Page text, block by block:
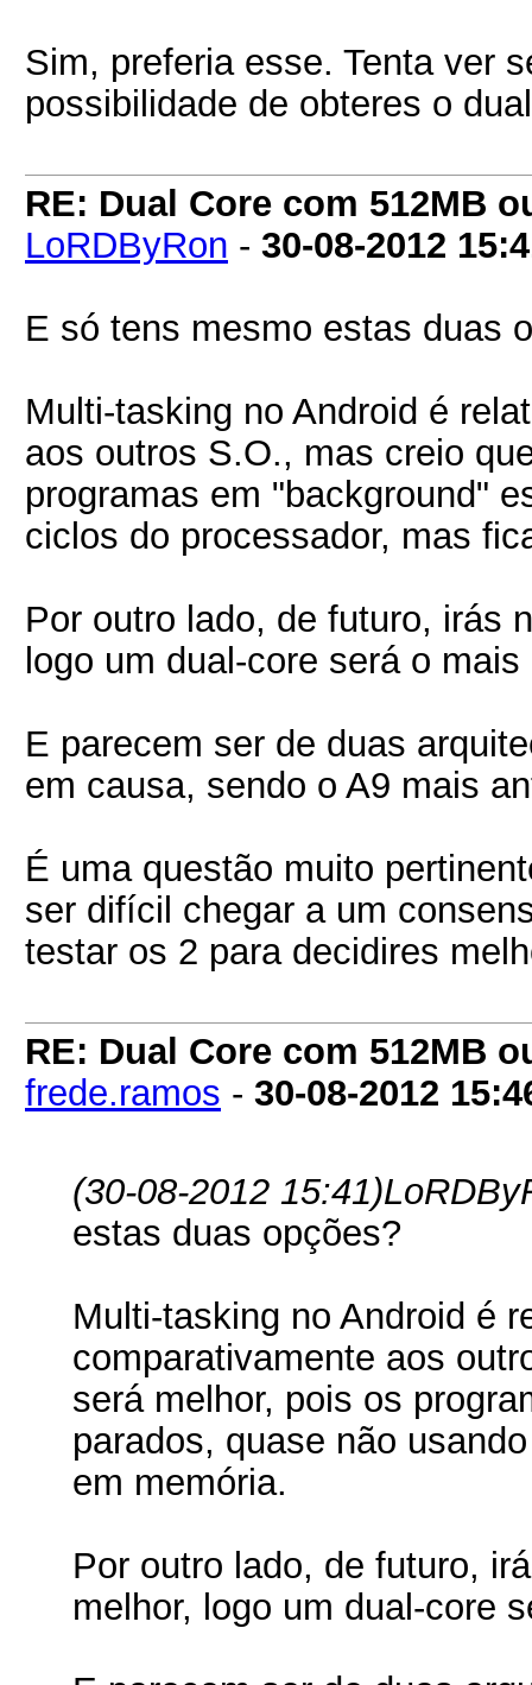
Sim, preferia esse. Tenta ver
possibilidade de obteres o
RE: Dual Core com 512MB
LoRDByRon - 30-08-2012
E só tens mesmo estas duas
Multi-tasking no Android é
aos outros S.O., mas creio
programas em "background"
ciclos do processador, mas
Por outro lado, de futuro, irás
logo um dual-core será o
E parecem ser de duas
em causa, sendo o A9 mais
É uma questão muito
ser difícil chegar a um
testar os 2 para decidires
RE: Dual Core com 512MB
frede.ramos - 30-08-2012
(30-08-2012 15:41)
estas duas opções?
Multi-tasking no Android é
comparativamente aos
será melhor, pois os
parados, quase não
em memória.
Por outro lado, de futuro,
melhor, logo um dual-core